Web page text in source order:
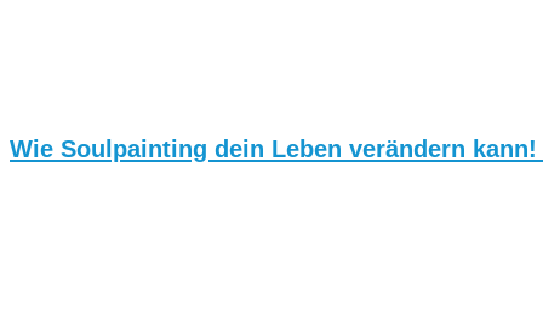
Wie Soulpainting dein Leben verändern kann!